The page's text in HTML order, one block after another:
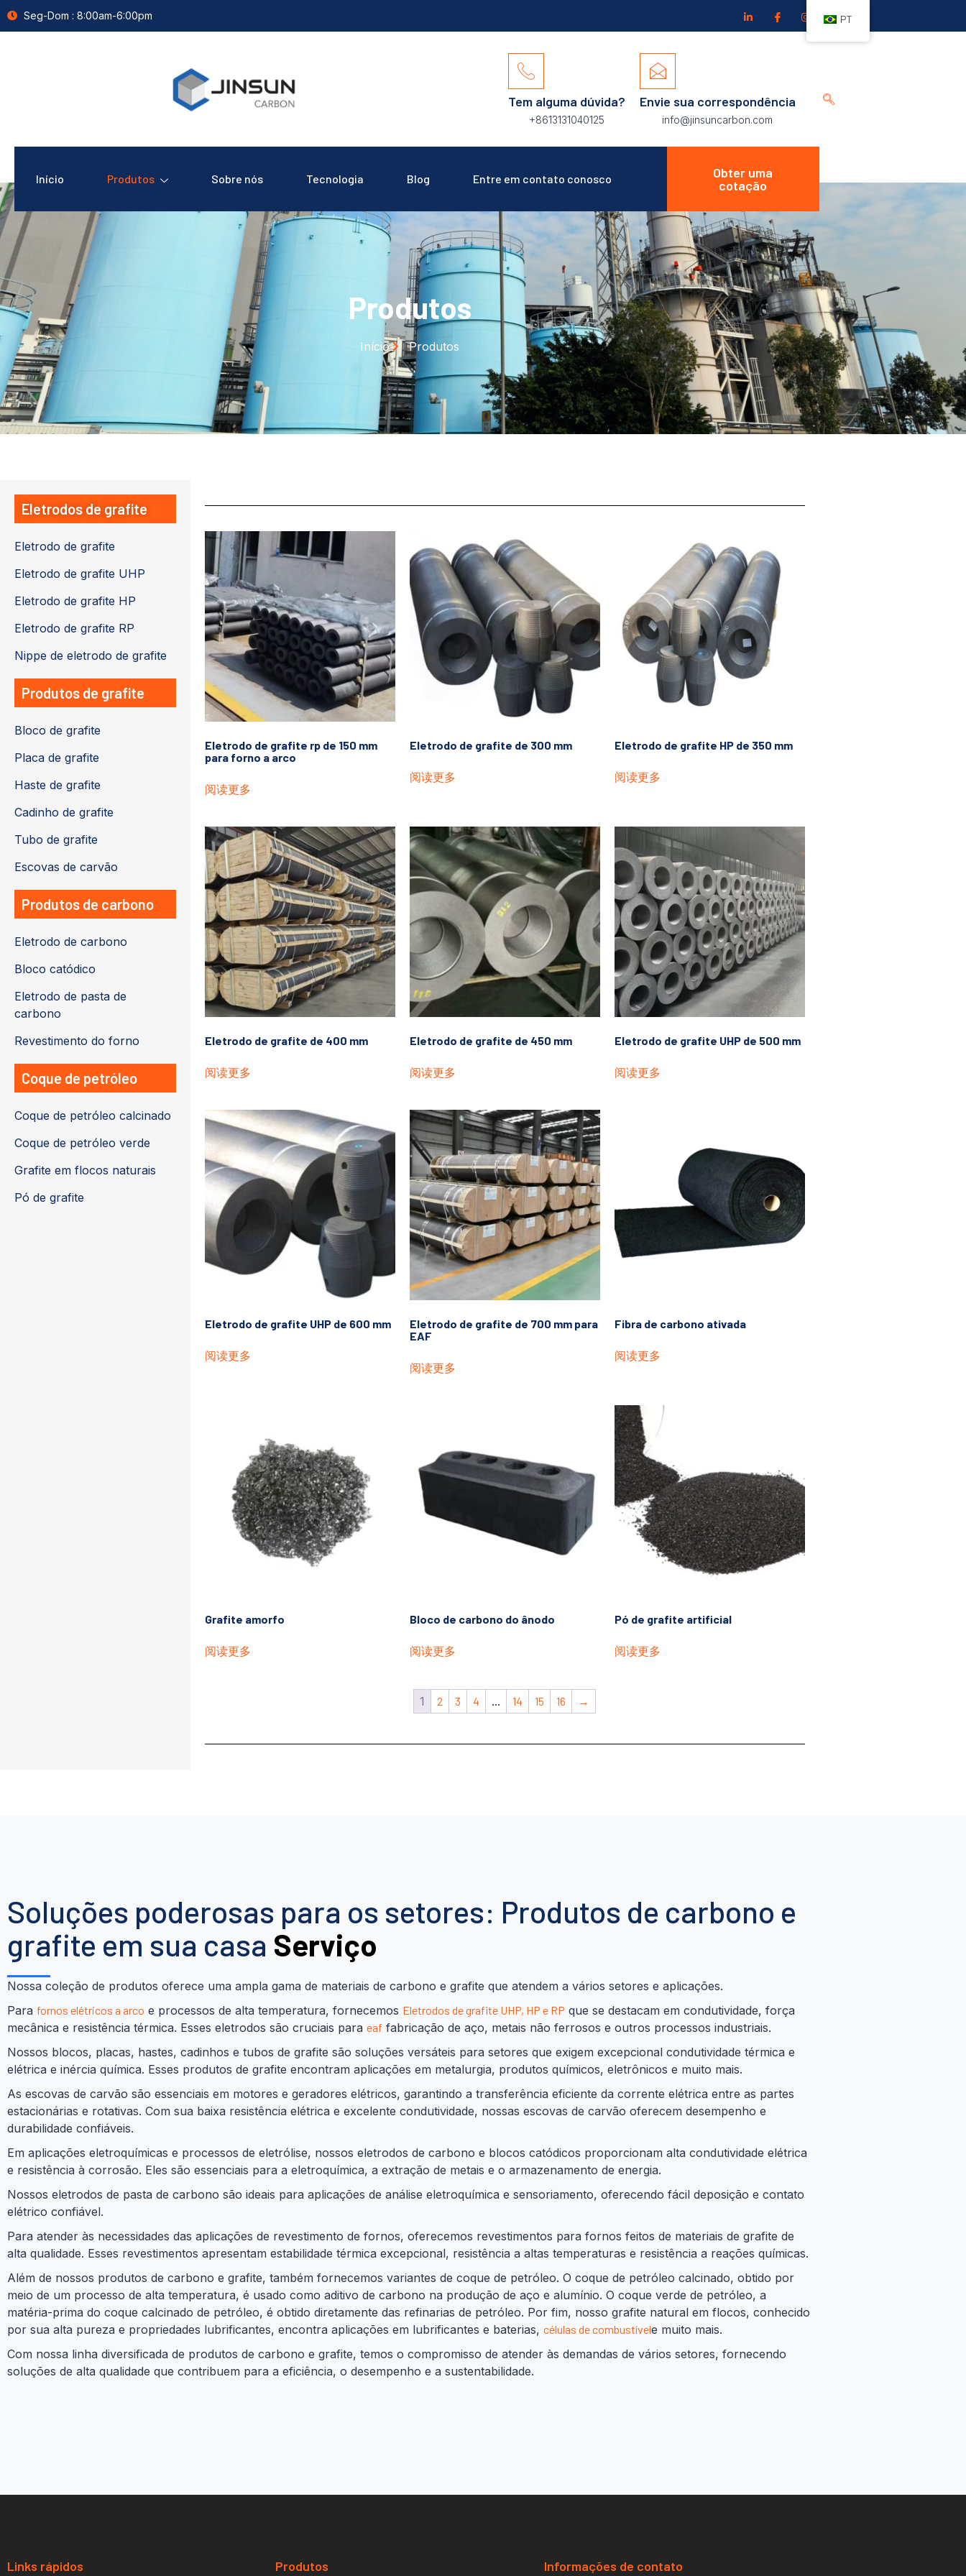
Seg-Dom : 8:00am-6:00pm
Tem alguma dúvida?
+8613131040125
Envie sua correspondência
info@jinsuncarbon.com
Início Produtos Sobre nós Tecnologia Blog Entre em contato conosco
Obter uma
cotação
Produtos
Início Produtos
Eletrodos de grafite
Eletrodo de grafite
Eletrodo de grafite UHP
Eletrodo de grafite HP
Eletrodo de grafite RP
Nippe de eletrodo de grafite
Produtos de grafite
Bloco de grafite
Placa de grafite
Haste de grafite
Cadinho de grafite
Tubo de grafite
Escovas de carvão
Produtos de carbono
Eletrodo de carbono
Bloco catódico
Eletrodo de pasta de
carbono
Revestimento do forno
Coque de petróleo
Coque de petróleo calcinado
Coque de petróleo verde
Grafite em flocos naturais
Pó de grafite
Eletrodo de grafite rp de 150 mm
para forno a arco
阅读更多
Eletrodo de grafite de 300 mm
阅读更多
Eletrodo de grafite HP de 350 mm
阅读更多
Eletrodo de grafite de 400 mm
阅读更多
Eletrodo de grafite de 450 mm
阅读更多
Eletrodo de grafite UHP de 500 mm
阅读更多
Eletrodo de grafite UHP de 600 mm
阅读更多
Eletrodo de grafite de 700 mm para
EAF
阅读更多
Fibra de carbono ativada
阅读更多
Grafite amorfo
阅读更多
Bloco de carbono do ânodo
阅读更多
Pó de grafite artificial
阅读更多
1 2 3 4 ... 14 15 16 →
Soluções poderosas para os setores: Produtos de carbono e
grafite em sua casa Serviço
Nossa coleção de produtos oferece uma ampla gama de materiais de carbono e grafite que atendem a vários setores e aplicações.
Para fornos elétricos a arco e processos de alta temperatura, fornecemos Eletrodos de grafite UHP, HP e RP que se destacam em condutividade, força
mecânica e resistência térmica. Esses eletrodos são cruciais para eaf fabricação de aço, metais não ferrosos e outros processos industriais.
Nossos blocos, placas, hastes, cadinhos e tubos de grafite são soluções versáteis para setores que exigem excepcional condutividade térmica e
elétrica e inércia química. Esses produtos de grafite encontram aplicações em metalurgia, produtos químicos, eletrônicos e muito mais.
As escovas de carvão são essenciais em motores e geradores elétricos, garantindo a transferência eficiente da corrente elétrica entre as partes
estacionárias e rotativas. Com sua baixa resistência elétrica e excelente condutividade, nossas escovas de carvão oferecem desempenho e
durabilidade confiáveis.
Em aplicações eletroquímicas e processos de eletrólise, nossos eletrodos de carbono e blocos catódicos proporcionam alta condutividade elétrica
e resistência à corrosão. Eles são essenciais para a eletroquímica, a extração de metais e o armazenamento de energia.
Nossos eletrodos de pasta de carbono são ideais para aplicações de análise eletroquímica e sensoriamento, oferecendo fácil deposição e contato
elétrico confiável.
Para atender às necessidades das aplicações de revestimento de fornos, oferecemos revestimentos para fornos feitos de materiais de grafite de
alta qualidade. Esses revestimentos apresentam estabilidade térmica excepcional, resistência a altas temperaturas e resistência a reações químicas.
Além de nossos produtos de carbono e grafite, também fornecemos variantes de coque de petróleo. O coque de petróleo calcinado, obtido por
meio de um processo de alta temperatura, é usado como aditivo de carbono na produção de aço e alumínio. O coque verde de petróleo, a
matéria-prima do coque calcinado de petróleo, é obtido diretamente das refinarias de petróleo. Por fim, nosso grafite natural em flocos, conhecido
por sua alta pureza e propriedades lubrificantes, encontra aplicações em lubrificantes e baterias, células de combustívele muito mais.
Com nossa linha diversificada de produtos de carbono e grafite, temos o compromisso de atender às demandas de vários setores, fornecendo
soluções de alta qualidade que contribuem para a eficiência, o desempenho e a sustentabilidade.
Links rápidos Produtos Informações de contato
PT